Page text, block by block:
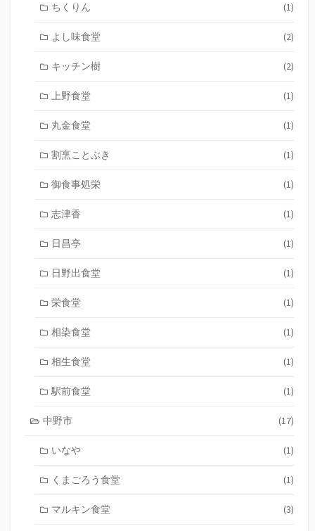
ちくりん (1)
よし味食堂 (2)
キッチン樹 (2)
上野食堂 (1)
丸金食堂 (1)
割烹ことぶき (1)
御食事処栄 (1)
志津香 (1)
日昌亭 (1)
日野出食堂 (1)
栄食堂 (1)
相染食堂 (1)
相生食堂 (1)
駅前食堂 (1)
中野市 (17)
いなや (1)
くまごろう食堂 (1)
マルキン食堂 (3)